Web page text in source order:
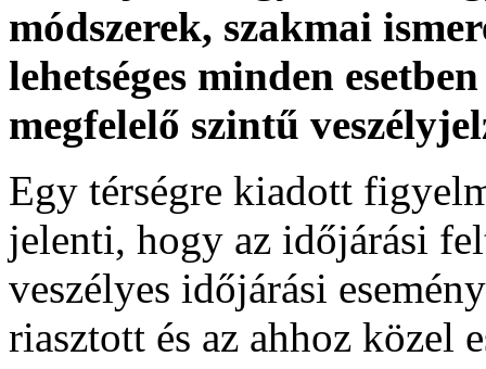
módszerek, szakmai
lehetséges minden
megfelelő szintű
Egy térségre kiadott
jelenti, hogy az időjárási
veszélyes időjárási
riasztott és az ahhoz közel